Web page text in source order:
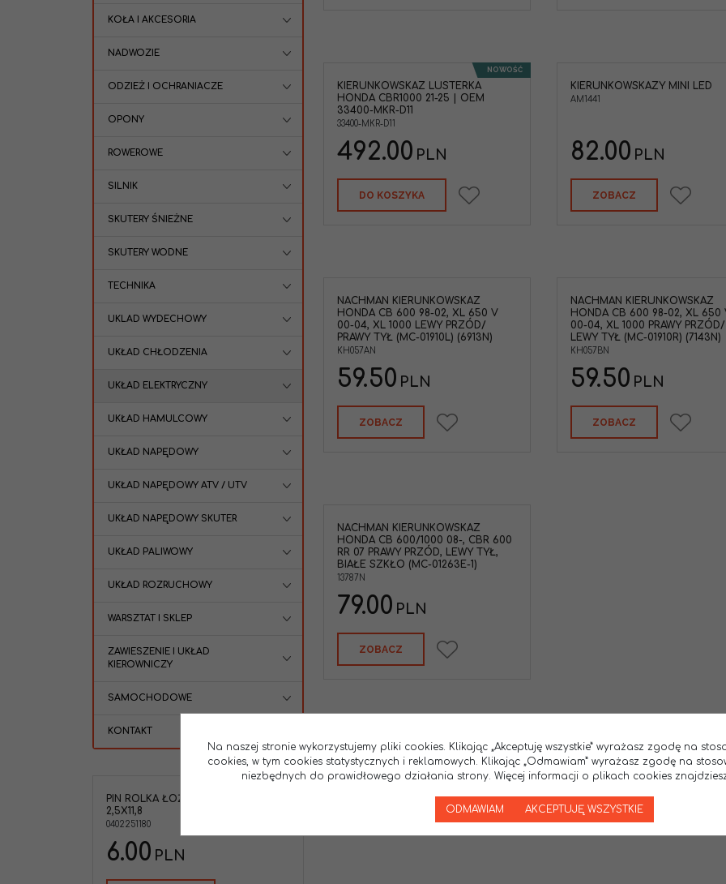
NOWOŚĆ
KIERUNKOWSKAZ LUSTERKA
HONDA CBR1000 21-25 | OEM
33400-MKR-D11
33400-MKR-D11
492.00 PLN
DO KOSZYKA
AM1441 Kierunkowskazy uniwersalne
mini led gwint M8mm
KIERUNKOWSKAZY MINI LED
AM1441
82.00 PLN
ZOBACZ
Klosz
NACHMAN KIERUNKOWSKAZ
HONDA CB 600 98-02, XL 650 V
00-04, XL 1000 LEWY PRZÓD/
PRAWY TYŁ (MC-01910L) (6913N)
KH057AN
59.50 PLN
ZOBACZ
NACHMAN KIERUNKOWSKAZ
HONDA CB 600 98-02, XL 650
00-04, XL 1000 PRAWY PRZÓD/
LEWY TYŁ (MC-01910R) (7143N)
KH057BN
59.50 PLN
ZOBACZ
NACHMAN KIERUNKOWSKAZ
HONDA CB 600/1000 08-, CBR 600
RR 07 PRAWY PRZÓD, LEWY TYŁ,
BIAŁE SZKŁO (MC-01263E-1)
13787N
79.00 PLN
ZOBACZ
KOŁA I AKCESORIA
NADWOZIE
ODZIEŻ I OCHRANIACZE
OPONY
ROWEROWE
SILNIK
SKUTERY ŚNIEŻNE
SKUTERY WODNE
TECHNIKA
UKLAD WYDECHOWY
UKŁAD CHŁODZENIA
UKŁAD ELEKTRYCZNY
UKŁAD HAMULCOWY
UKŁAD NAPĘDOWY
UKŁAD NAPĘDOWY ATV / UTV
UKŁAD NAPĘDOWY SKUTER
UKŁAD PALIWOWY
UKŁAD ROZRUCHOWY
WARSZTAT I SKLEP
ZAWIESZENIE I UKŁAD
KIEROWNICZY
SAMOCHODOWE
KONTAKT
NOWOŚĆ
PIN ROLKA ŁOŻYSKA DIN5402
2,5X11,8
0402251180
6.00 PLN
Na naszej stronie wykorzystujemy pliki cookies. Klikając „Akceptuję wszystkie” wyrażasz zgodę na
cookies, w tym cookies statystycznych i reklamowych. Klikając „Odmawiam” wyrażasz zgodę na
niezbędnych do prawidłowego działania strony. Więcej informacji o plikach cookies
ODMAWIAM AKCEPTUJĘ WSZYSTKIE